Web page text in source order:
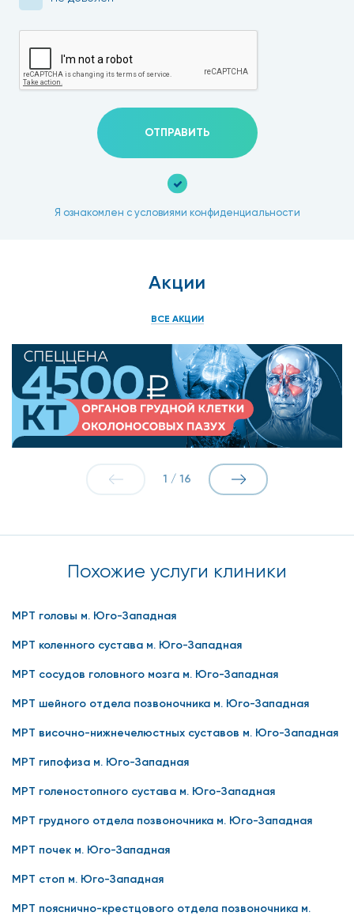
ОТПРАВИТЬ
Я ознакомлен с условиями конфиденциальности
Акции
ВСЕ АКЦИИ
1 / 16
Похожие услуги клиники
МРТ головы м. Юго-Западная
МРТ коленного сустава м. Юго-Западная
МРТ сосудов головного мозга м. Юго-Западная
МРТ шейного отдела позвоночника м. Юго-Западная
МРТ височно-нижнечелюстных суставов м. Юго-Западная
МРТ гипофиза м. Юго-Западная
МРТ голеностопного сустава м. Юго-Западная
МРТ грудного отдела позвоночника м. Юго-Западная
МРТ почек м. Юго-Западная
МРТ стоп м. Юго-Западная
МРТ пояснично-крестцового отдела позвоночника м.